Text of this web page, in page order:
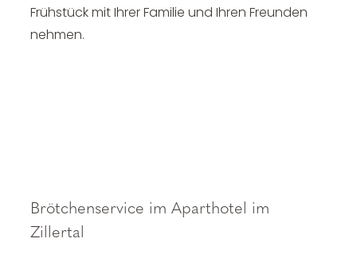
Frühstück mit Ihrer Familie und Ihren Freunden
nehmen.
Brötchenservice im Aparthotel im
Zillertal